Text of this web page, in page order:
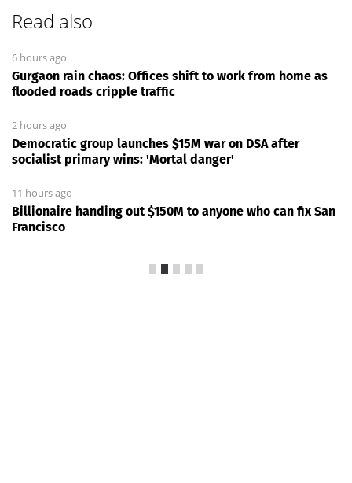
Read also
6 hours ago
Gurgaon rain chaos: Offices shift to work from home as
flooded roads cripple traffic
2 hours ago
Democratic group launches $15M war on DSA after
socialist primary wins: 'Mortal danger'
11 hours ago
Billionaire handing out $150M to anyone who can fix San
Francisco